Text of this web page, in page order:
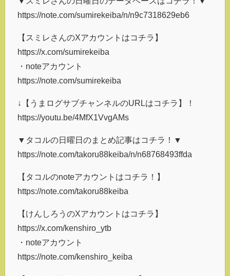
https://note.com/sumirekeiba/n/n9c7318629eb6
【スミレさんのXアカウントはコチラ】
https://x.com/sumirekeiba
・noteアカウント
https://note.com/sumirekeiba
↓【うまログサブチャンネルのURLはコチラ】！
https://youtu.be/4MfX1VvgAMs
▼タコルの日曜日のまとめ記事はコチラ！▼
https://note.com/takoru88keiba/n/n68768493ffda
【タコルのnoteアカウントはコチラ！】
https://note.com/takoru88keiba
【けんしろうのXアカウントはコチラ】
https://x.com/kenshiro_ytb
・noteアカウント
https://note.com/kenshiro_keiba